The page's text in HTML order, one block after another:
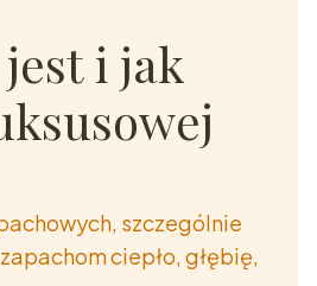
i jak
szczególnie
ciepło, głębię,